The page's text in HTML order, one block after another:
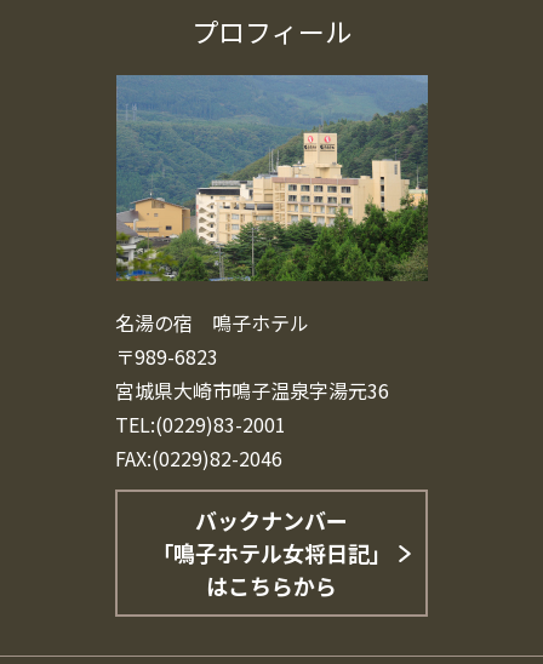
プロフィール
名湯の宿 鳴子ホテル
〒989-6823
宮城県大崎市鳴子温泉字湯元36
TEL:(0229)83-2001
FAX:(0229)82-2046
バックナンバー
「鳴子ホテル女将日記」
はこちらから